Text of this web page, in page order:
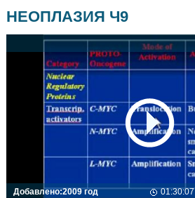
НЕОПЛАЗИЯ Ч9
Добавлено:2009 год
01:30:07